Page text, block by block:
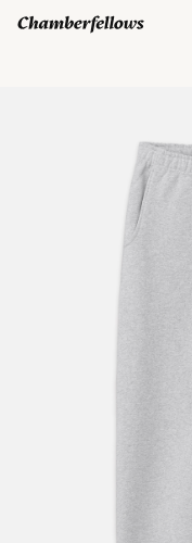
オンラインストア